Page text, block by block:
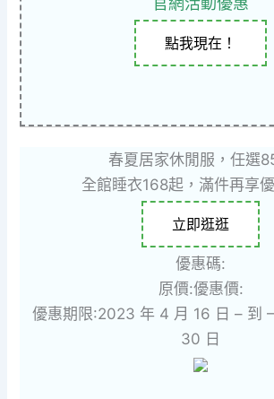
點我現在！
春夏居家休閒服，任選
全館睡衣168起，滿件再享
立即逛逛
優惠碼:
原價:優惠價:
優惠期限:2023 年 4 月 16 日 – 到
30 日